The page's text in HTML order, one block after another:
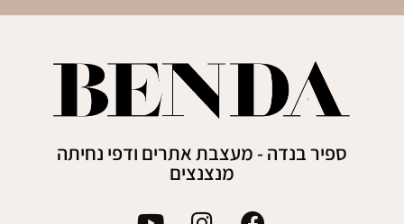
ספיר בנדה - מעצבת אתרים ודפי נחיתה
מנצנצים